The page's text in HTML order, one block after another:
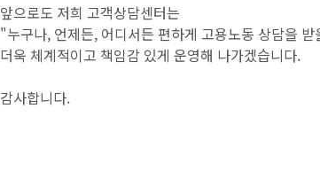
앞으로도 저희 고객상담센터는
"누구나, 언제든, 어디서든 편하게 고용노동 상담을
더욱 체계적이고 책임감 있게 운영해 나가겠습니다.
감사합니다.